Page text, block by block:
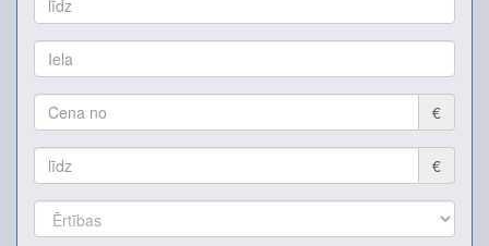
€
€